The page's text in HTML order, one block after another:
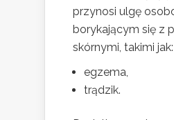
przynosi ulgę
borykającym się z
skórnymi, takimi jak:
egzema,
trądzik.